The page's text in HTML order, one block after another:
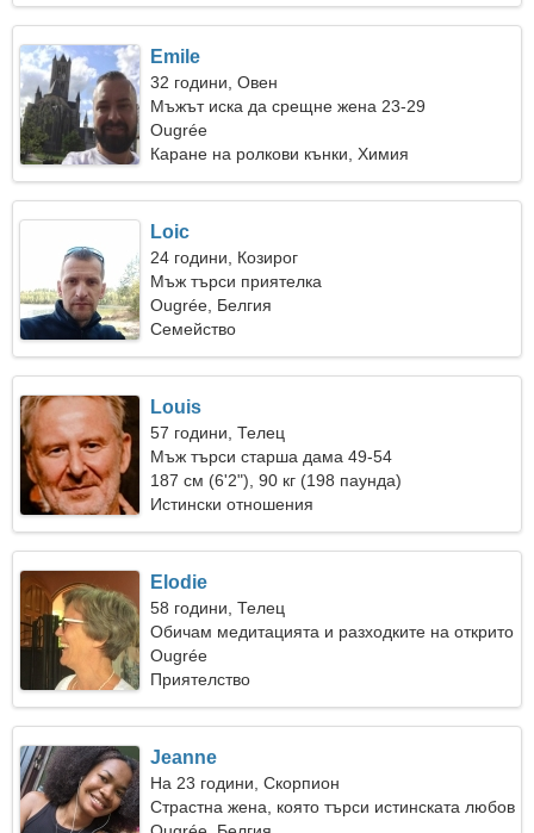
Emile
32 години, Овен
Мъжът иска да срещне жена 23-29
Ougrée
Каране на ролкови кънки, Химия
Loic
24 години, Козирог
Мъж търси приятелка
Ougrée, Белгия
Семейство
Louis
57 години, Телец
Мъж търси старша дама 49-54
187 см (6'2"), 90 кг (198 паунда)
Истински отношения
Elodie
58 години, Телец
Обичам медитацията и разходките на открито
Ougrée
Приятелство
Jeanne
На 23 години, Скорпион
Страстна жена, която търси истинската любов